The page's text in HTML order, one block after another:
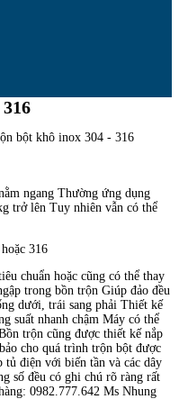
bột khô inox 304 - 316
ngang Thường ứng dụng
trở lên Tuy nhiên vẫn có thể
316
chuẩn hoặc cũng có thể thay
trong bồn trộn Giúp đảo đều
dưới, trái sang phải Thiết kế
suất nhanh chậm Máy có thể
trộn cũng được thiết kế nắp
cho quá trình trộn bột được
tủ điện với biến tần và các dây
số đều có ghi chú rõ ràng rất
0982.777.642 Ms Nhung